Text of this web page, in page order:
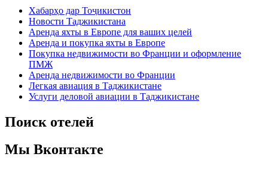
Хабарҳо дар Тоҷикистон
Новости Таджикистана
Аренда яхты в Европе для ваших целей
Аренда и покупка яхты в Европе
Покупка недвижимости во Франции и оформление
ПМЖ
Аренда недвижимости во Франции
Легкая авиация в Таджикистане
Услуги деловой авиации в Таджикистане
Поиск отелей
Мы Вконтакте